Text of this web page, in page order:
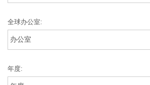
全球办公室:
年度: